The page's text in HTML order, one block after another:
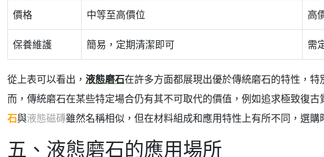
價格 中等至高價位 高
保養維護 簡易，定期清潔即可 需
從上表可以看出， 液態磨石在許多方面都展現出優於傳統磨石的特性，
而，傳統磨石在某些特定場合仍有其不可取代的價值，例如追求極致復
石與液態磁磚雖然名稱相似，但在材料組成和應用特性上有所不同，選購
五、液態磨石的應用場所